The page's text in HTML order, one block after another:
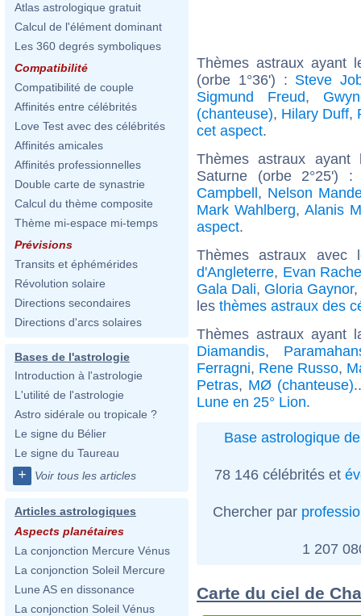
Atlas astrologique gratuit
Calcul de l'élément dominant
Les 360 degrés symboliques
Compatibilité
Compatibilité de couple
Affinités entre célébrités
Love Test avec des célébrités
Affinités amicales
Affinités professionnelles
Double carte de synastrie
Calcul du thème composite
Thème mi-espace mi-temps
Prévisions
Transits et éphémérides
Révolution solaire
Directions secondaires
Directions d'arcs solaires
Bases de l'astrologie
Introduction à l'astrologie
L'utilité de l'astrologie
Astro sidérale ou tropicale ?
Le signe du Bélier
Le signe du Taureau
+ Voir tous les articles
Articles astrologiques
Aspects planétaires
La conjonction Mercure Vénus
La conjonction Soleil Mercure
Lune AS en dissonance
La conjonction Soleil Vénus
Thèmes astraux ayant
(orbe 1°36') : Steve
Sigmund Freud,
(chanteuse), Hilary Duff,
cet aspect.
Thèmes astraux ayant
Saturne (orbe 2°25')
Campbell, Nelson
Mark Wahlberg, Alanis
aspect.
Thèmes astraux
d'Angleterre, Evan
Gala Dali, Gloria Gaynor,
les thèmes astraux des
Thèmes astraux
Diamandis,
Ferragni, Rene Russo,
Petras, MØ (chanteuse)
Lune en 25° Lion.
Base astrologique
78 146 célébrités et
Chercher par
1 207
Carte du ciel de